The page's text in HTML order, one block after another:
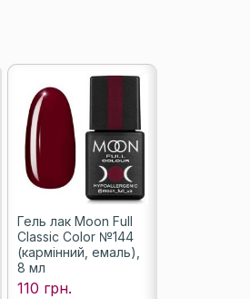
Гель лак Moon Full
Classic Color №144
(кармінний, емаль),
8 мл
110 грн.